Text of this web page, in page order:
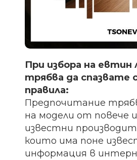
При избора на евтин
трябва да спазвате
правила:
Предпочитание
на модели от повече
известни
които има поне
информация в